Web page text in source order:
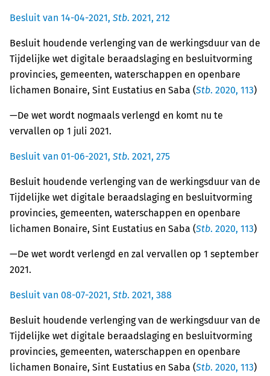
Besluit van 14-04-2021, Stb. 2021, 212
Besluit houdende verlenging van de werkingsduur van de
Tijdelijke wet digitale beraadslaging en besluitvorming
provincies, gemeenten, waterschappen en openbare
lichamen Bonaire, Sint Eustatius en Saba (Stb. 2020, 113)
—De wet wordt nogmaals verlengd en komt nu te
vervallen op 1 juli 2021.
Besluit van 01-06-2021, Stb. 2021, 275
Besluit houdende verlenging van de werkingsduur van de
Tijdelijke wet digitale beraadslaging en besluitvorming
provincies, gemeenten, waterschappen en openbare
lichamen Bonaire, Sint Eustatius en Saba (Stb. 2020, 113)
—De wet wordt verlengd en zal vervallen op 1 september
2021.
Besluit van 08-07-2021, Stb. 2021, 388
Besluit houdende verlenging van de werkingsduur van de
Tijdelijke wet digitale beraadslaging en besluitvorming
provincies, gemeenten, waterschappen en openbare
lichamen Bonaire, Sint Eustatius en Saba (Stb. 2020, 113)